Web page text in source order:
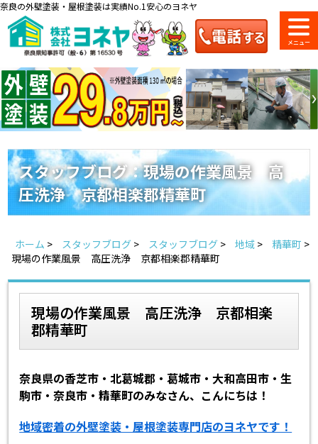
奈良の外壁塗装・屋根塗装は実績No.1安心のヨネヤ
料金一覧 会社案内 ショールーム
のご紹介
来店予約 お問い合わせ
お見積り お電話
地域の事例がいっぱい
ヨネヤの施工実績
Home お客様の声
スタッフ紹介 スタッフブログ
よくあるご質問 屋根リフォームについて
雨漏りについて 雨漏りの施工実績
スタッフブログ：現場の作業風景 高
圧洗浄 京都相楽郡精華町
ホーム > スタッフブログ > スタッフブログ > 地域 > 精華町 >
現場の作業風景 高圧洗浄 京都相楽郡精華町
現場の作業風景 高圧洗浄 京都相楽
郡精華町
奈良県の香芝市・北葛城郡・葛城市・大和高田市・生
駒市・奈良市・精華町のみなさん、こんにちは！
地域密着の外壁塗装・屋根塗装専門店のヨネヤです！